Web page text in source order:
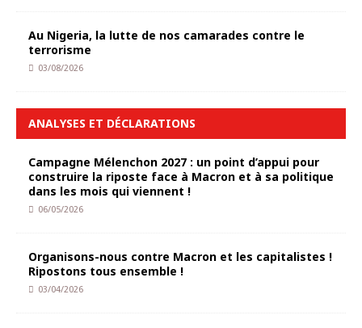
Au Nigeria, la lutte de nos camarades contre le
terrorisme
03/08/2026
ANALYSES ET DÉCLARATIONS
Campagne Mélenchon 2027 : un point d’appui pour
construire la riposte face à Macron et à sa politique
dans les mois qui viennent !
06/05/2026
Organisons-nous contre Macron et les capitalistes !
Ripostons tous ensemble !
03/04/2026